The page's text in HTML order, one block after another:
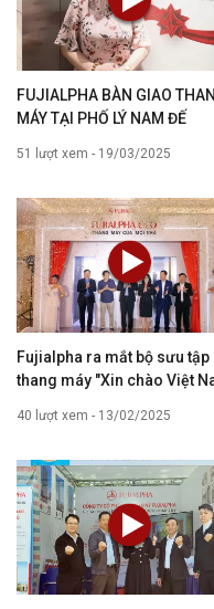
FUJIALPHA BÀN GIAO
MÁY TẠI PHỐ LÝ NAM ĐẾ
51 lượt xem - 19/03/2025
Fujialpha ra mắt bộ sưu tập
thang máy "Xin chào Việt
40 lượt xem - 13/02/2025